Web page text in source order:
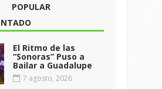
POPULAR
El Ritmo de las
“Sonoras” Puso a
Bailar a Guadalupe
7 agosto, 2026